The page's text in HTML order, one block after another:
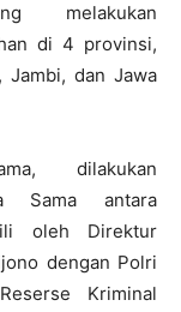
melakukan
di 4 provinsi,
Jambi, dan Jawa
dilakukan
Sama antara
oleh Direktur
dengan Polri
Kriminal